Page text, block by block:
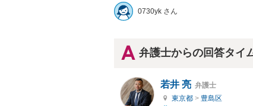
0730yk さん
弁護士からの回答タイ
若井 亮 弁護士
東京都 > 豊島区